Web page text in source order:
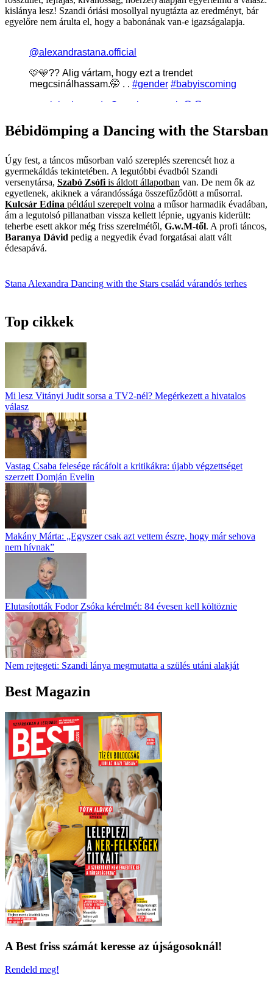
kislánya lesz! Szandi óriási mosollyal nyugtázta az eredményt, bár
egyelőre nem árulta el, hogy a babonának van-e igazságalapja.
Bébidömping a Dancing with the Starsban
Úgy fest, a táncos műsorban való szereplés szerencsét hoz a
gyermekáldás tekintetében. A legutóbbi évadból Szandi
versenytársa, Szabó Zsófi is áldott állapotban van. De nem ők az
egyetlenek, akiknek a várandóssága összefűződött a műsorral.
Kulcsár Edina például szerepelt volna a műsor harmadik évadában,
ám a legutolsó pillanatban vissza kellett lépnie, ugyanis kiderült:
teherbe esett akkor még friss szerelmétől, G.w.M-től. A profi táncos,
Baranya Dávid pedig a negyedik évad forgatásai alatt vált
édesapává.
Stana Alexandra Dancing with the Stars család várandós terhes
Top cikkek
Mi lesz Vitányi Judit sorsa a TV2-nél? Megérkezett a hivatalos
válasz
Vastag Csaba felesége rácáfolt a kritikákra: újabb végzettséget
szerzett Domján Evelin
Makány Márta: „Egyszer csak azt vettem észre, hogy már sehova
nem hívnak”
Elutasították Fodor Zsóka kérelmét: 84 évesen kell költöznie
Nem rejtegeti: Szandi lánya megmutatta a szülés utáni alakját
Best Magazin
A Best friss számát keresse az újságosoknál!
Rendeld meg!